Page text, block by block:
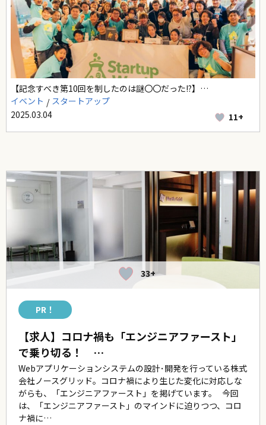
【記念すべき第10回を制したのは謎〇〇だった!?】…
イベント
スタートアップ
2025.03.04
11+
33+
PR！
【求人】コロナ禍も「エンジニアファースト」
で乗り切る！ …
Webアプリケーションシステムの設計･開発を行っている株式
会社ノースグリッド。コロナ禍により生じた変化に対応しな
がらも、「エンジニアファースト」を掲げています。 今回
は、「エンジニアファースト」のマインドに迫りつつ、コロ
ナ禍に…